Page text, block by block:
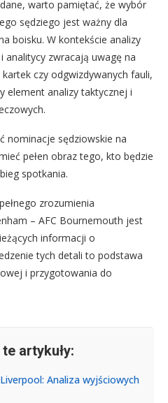
warto pamiętać, że wybór
sędziego jest ważny dla
boisku. W kontekście analizy
analitycy zwracają uwagę na
czy odgwizdywanych fauli,
element analizy taktycznej i
nominacje sędziowskie na
pełen obraz tego, kto będzie
spotkania.
zrozumienia
– AFC Bournemouth jest
informacji o
tych detali to podstawa
i przygotowania do
artykuły:
Analiza wyjściowych